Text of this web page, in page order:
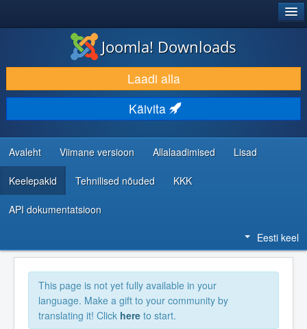
LAADI ALLA JA LAIENDA
AVASTA JA ÕPI
KOGUKOND JA KASUTAJATUGI
RESSURSID ARENDAJATELE
Joomla! Downloads
Laadi alla
Käivita
Avaleht Viimane versioon Allalaadimised Lisad
Keelepakid Tehnilised nõuded KKK
API dokumentatsioon
Eesti keel
This page is not yet fully available in your
language. Make a gift to your community by
translating it! Click here to start.